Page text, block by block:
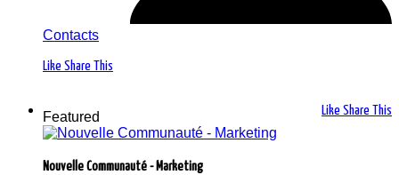
Contacts
Like Share This
Like Share This
Featured
Nouvelle Communauté - Marketing